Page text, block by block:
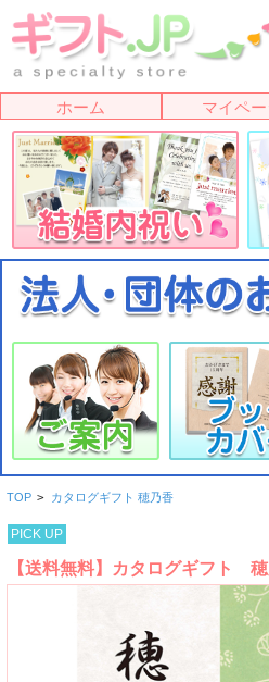
ホーム マイペ
TOP > カタログギフト 穂乃香
PICK UP
【送料無料】カタログギフト